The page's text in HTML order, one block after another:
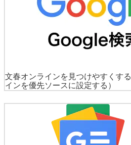
文春オンラインを見つけやすくする
インを優先ソースに設定する）